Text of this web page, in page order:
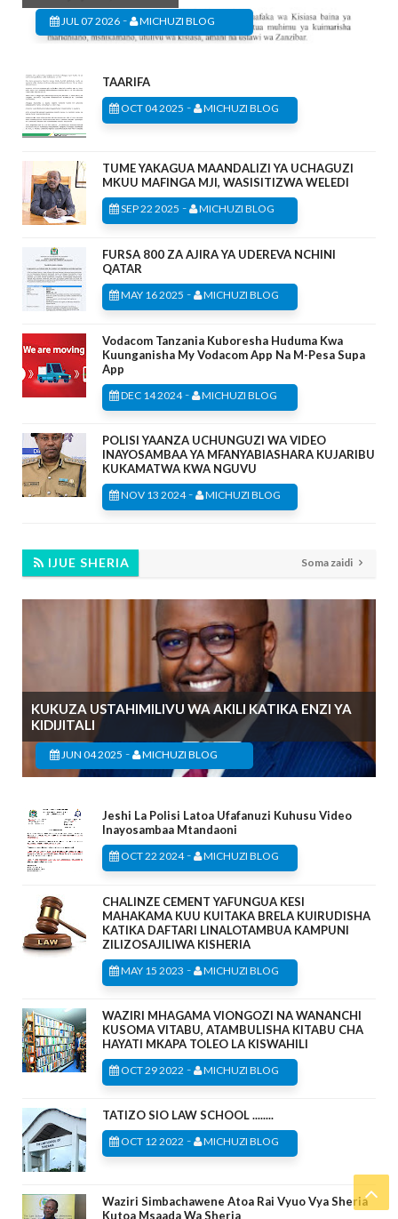
JUL 07 2026 - MICHUZI BLOG
TAARIFA
OCT 04 2025 - MICHUZI BLOG
TUME YAKAGUA MAANDALIZI YA UCHAGUZI
MKUU MAFINGA MJI, WASISITIZWA WELEDI
SEP 22 2025 - MICHUZI BLOG
FURSA 800 ZA AJIRA YA UDEREVA NCHINI
QATAR
MAY 16 2025 - MICHUZI BLOG
Vodacom Tanzania Kuboresha Huduma Kwa
Kuunganisha My Vodacom App Na M-Pesa Supa
App
DEC 14 2024- MICHUZI BLOG
POLISI YAANZA UCHUNGUZI WA VIDEO
INAYOSAMBAA YA MFANYABIASHARA KUJARIBU
KUKAMATWA KWA NGUVU
NOV 13 2024- MICHUZI BLOG
IJUE SHERIA Soma zaidi
KUKUZA USTAHIMILIVU WA AKILI KATIKA ENZI YA
KIDIJITALI
JUN 04 2025 - MICHUZI BLOG
Jeshi La Polisi Latoa Ufafanuzi Kuhusu Video
Inayosambaa Mtandaoni
OCT 22 2024- MICHUZI BLOG
CHALINZE CEMENT YAFUNGUA KESI
MAHAKAMA KUU KUITAKA BRELA KUIRUDISHA
KATIKA DAFTARI LINALOTAMBUA KAMPUNI
ZILIZOSAJILIWA KISHERIA
MAY 15 2023 - MICHUZI BLOG
WAZIRI MHAGAMA VIONGOZI NA WANANCHI
KUSOMA VITABU, ATAMBULISHA KITABU CHA
HAYATI MKAPA TOLEO LA KISWAHILI
OCT 29 2022 - MICHUZI BLOG
TATIZO SIO LAW SCHOOL ........
OCT 12 2022 - MICHUZI BLOG
Waziri Simbachawene Atoa Rai Vyuo Vya Sheria
Kutoa Msaada Wa Sheria